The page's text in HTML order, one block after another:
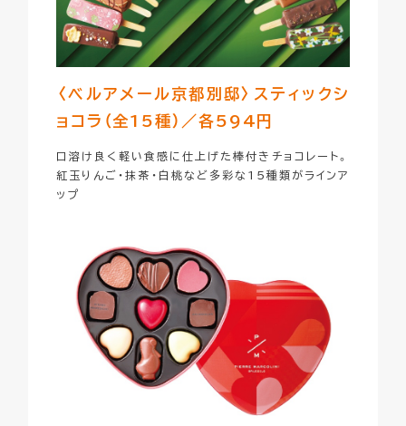
〈ベルアメール京都別邸〉 スティックシ
ョコラ（全15種）／各594円
口溶け良く軽い食感に仕上げた棒付きチョコレート。
紅玉りんご・抹茶・白桃など多彩な15種類がラインア
ップ